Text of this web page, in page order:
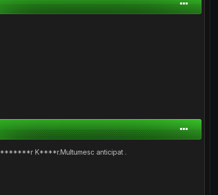
K****r.Multumesc anticipat .